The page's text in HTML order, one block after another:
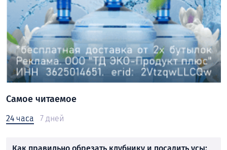
Самое читаемое
24 часа 7 дней